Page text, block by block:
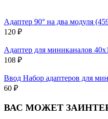
Адаптер 90° на два модуля
120 ₽
Адаптер для миниканалов
108 ₽
Ввод Набор адаптеров для
60 ₽
ВАС МОЖЕТ